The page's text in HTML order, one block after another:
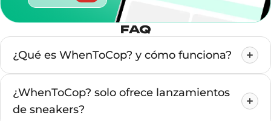
FAQ
¿Qué es WhenToCop? y cómo funciona?
¿WhenToCop? solo ofrece lanzamientos
de sneakers?